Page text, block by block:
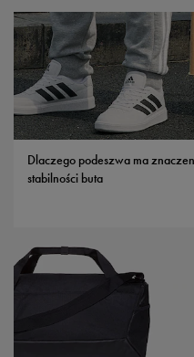
Dlaczego podeszwa ma
stabilności buta